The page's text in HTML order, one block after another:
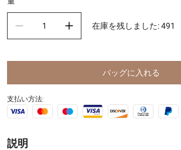
在庫を残しました:491
バッグに入れる
支払い方法:
説明